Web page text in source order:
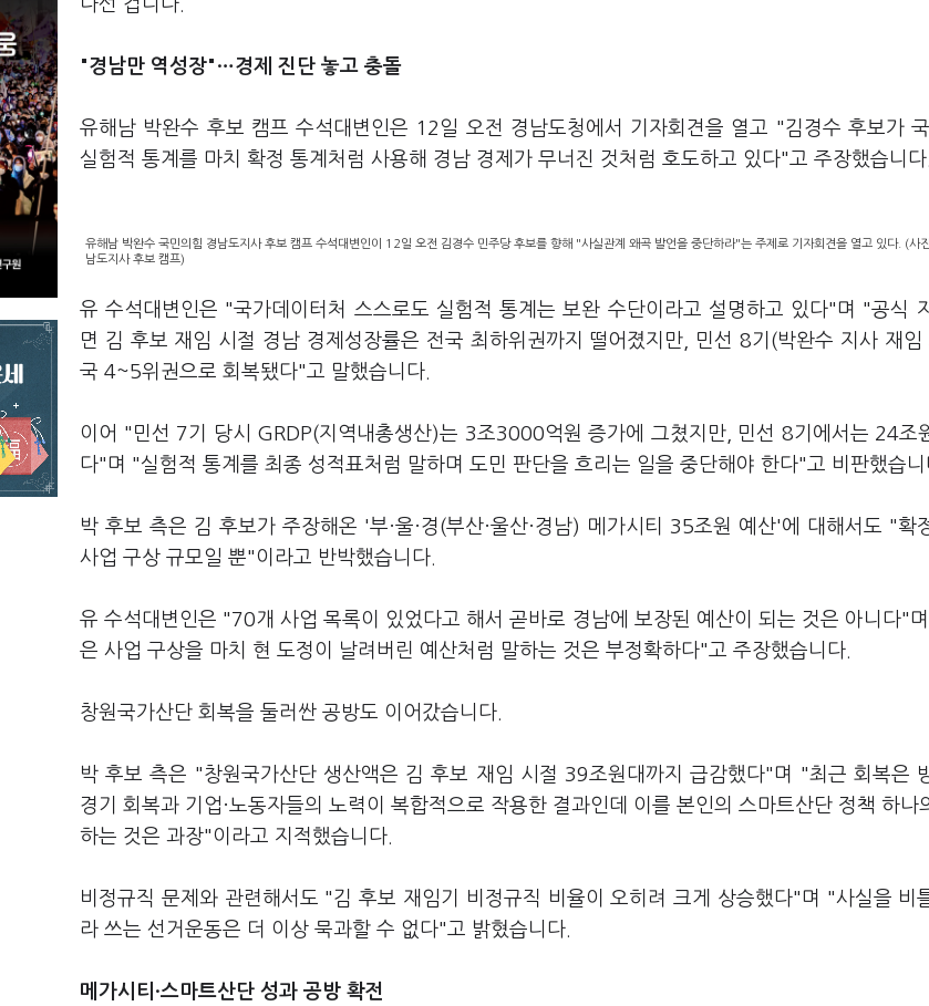
나선 겁니다.
"경남만 역성장"…경제 진단 놓고 충돌
유해남 박완수 후보 캠프 수석대변인은 12일 오전 경남도청에서 기자회견을 열고 "김경수 후보가 국
실험적 통계를 마치 확정 통계처럼 사용해 경남 경제가 무너진 것처럼 호도하고 있다"고 주장했습니다.
유해남 박완수 국민의힘 경남도지사 후보 캠프 수석대변인이 12일 오전 김경수 민주당 후보를 향해 "사실관계 왜곡 발언을 중단하라"는 주제로 기자회견을 열고 있다. (사
남도지사 후보 캠프)
유 수석대변인은 "국가데이터처 스스로도 실험적 통계는 보완 수단이라고 설명하고 있다"며 "공식
면 김 후보 재임 시절 경남 경제성장률은 전국 최하위권까지 떨어졌지만, 민선 8기(박완수 지사 재임
국 4~5위권으로 회복됐다"고 말했습니다.
이어 "민선 7기 당시 GRDP(지역내총생산)는 3조3000억원 증가에 그쳤지만, 민선 8기에서는 24조
다"며 "실험적 통계를 최종 성적표처럼 말하며 도민 판단을 흐리는 일을 중단해야 한다"고 비판했습니
박 후보 측은 김 후보가 주장해온 '부·울·경(부산·울산·경남) 메가시티 35조원 예산'에 대해서도 "확
사업 구상 규모일 뿐"이라고 반박했습니다.
유 수석대변인은 "70개 사업 목록이 있었다고 해서 곧바로 경남에 보장된 예산이 되는 것은 아니다"
은 사업 구상을 마치 현 도정이 날려버린 예산처럼 말하는 것은 부정확하다"고 주장했습니다.
창원국가산단 회복을 둘러싼 공방도 이어갔습니다.
박 후보 측은 "창원국가산단 생산액은 김 후보 재임 시절 39조원대까지 급감했다"며 "최근 회복은 방
경기 회복과 기업·노동자들의 노력이 복합적으로 작용한 결과인데 이를 본인의 스마트산단 정책 하나
하는 것은 과장"이라고 지적했습니다.
비정규직 문제와 관련해서도 "김 후보 재임기 비정규직 비율이 오히려 크게 상승했다"며 "사실을 비
라 쓰는 선거운동은 더 이상 묵과할 수 없다"고 밝혔습니다.
메가시티·스마트산단 성과 공방 확전